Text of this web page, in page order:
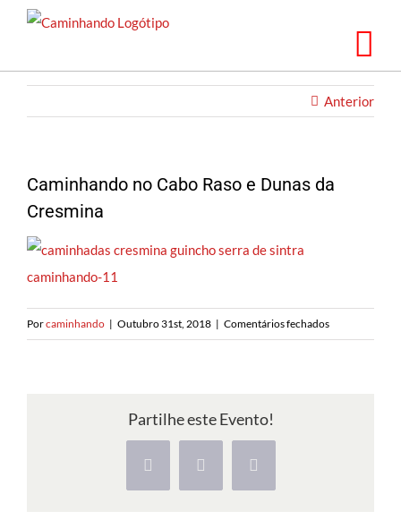
Saltar
Anterior
Caminhando no Cabo Raso e Dunas da
Cresmina
Porcaminhando | Outubro 31st, 2018 | Comentários fechadosem
Caminhando
Partilhe este Evento!
Facebook
X Pinterest